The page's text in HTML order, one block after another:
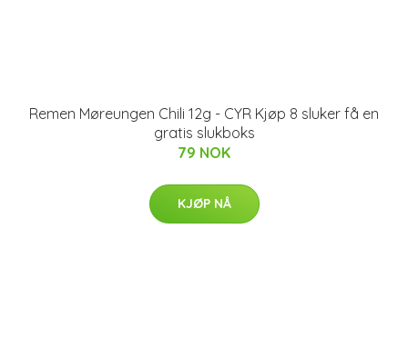
Remen Møreungen Chili 12g - CYR Kjøp 8 sluker få en
gratis slukboks
79 NOK
KJØP NÅ